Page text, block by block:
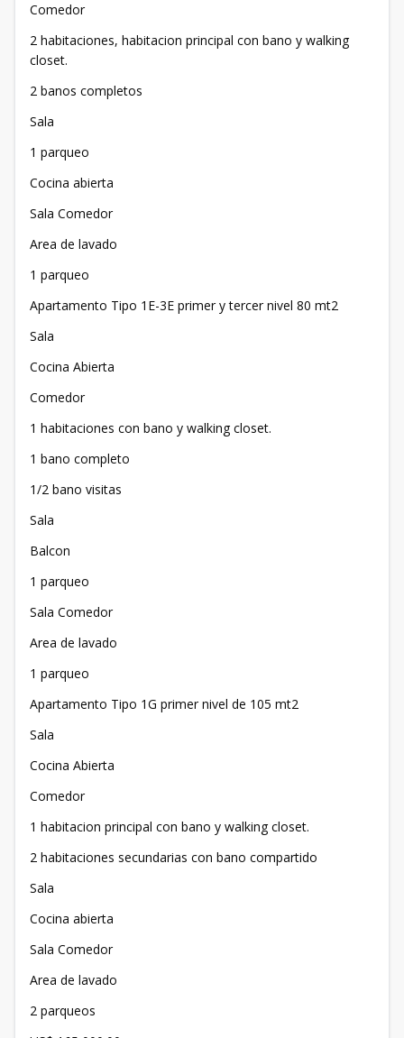
Comedor
2 habitaciones, habitacion principal con bano y walking
closet.
2 banos completos
Sala
1 parqueo
Cocina abierta
Sala Comedor
Area de lavado
1 parqueo
Apartamento Tipo 1E-3E primer y tercer nivel 80 mt2
Sala
Cocina Abierta
Comedor
1 habitaciones con bano y walking closet.
1 bano completo
1/2 bano visitas
Sala
Balcon
1 parqueo
Sala Comedor
Area de lavado
1 parqueo
Apartamento Tipo 1G primer nivel de 105 mt2
Sala
Cocina Abierta
Comedor
1 habitacion principal con bano y walking closet.
2 habitaciones secundarias con bano compartido
Sala
Cocina abierta
Sala Comedor
Area de lavado
2 parqueos